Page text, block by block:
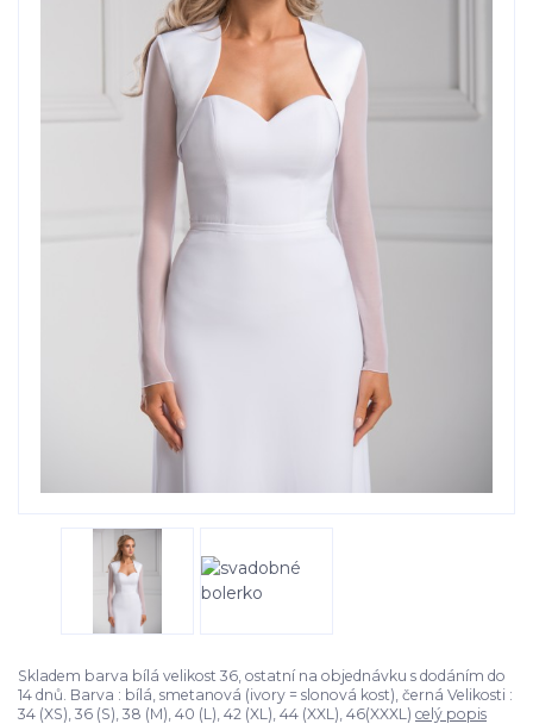
Skladem barva bílá velikost 36, ostatní na objednávku s dodáním do
14 dnů. Barva : bílá, smetanová (ivory = slonová kost), černá Velikosti :
34 (XS), 36 (S), 38 (M), 40 (L), 42 (XL), 44 (XXL), 46(XXXL) celý popis